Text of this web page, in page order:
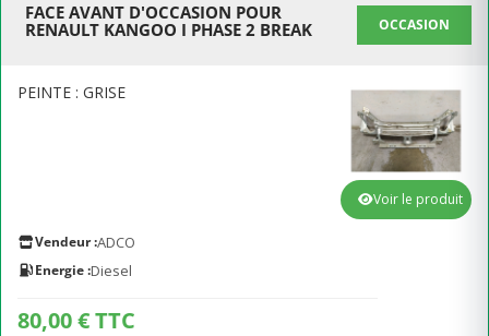
FACE AVANT D'OCCASION POUR
RENAULT KANGOO I PHASE 2 BREAK
OCCASION
PEINTE : GRISE
Vendeur :ADCO
Energie :Diesel
80,00 € TTC
Voir le produit